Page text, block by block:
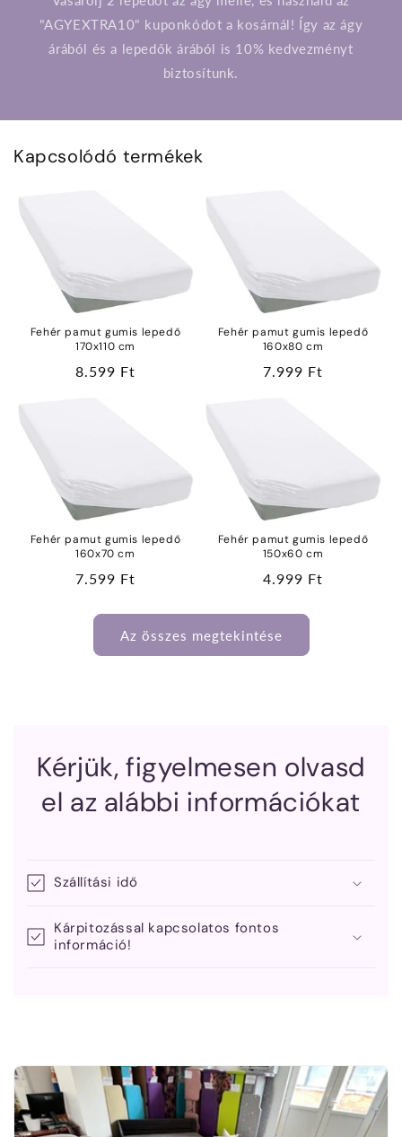
"AGYEXTRA10" kuponkódot a kosárnál! Így az ágy
árából és a lepedők árából is 10% kedvezményt
biztosítunk.
Kapcsolódó termékek
Fehér pamut gumis lepedő
170x110 cm
Normál
8.599 Ft
Fehér pamut gumis lepedő
160x80 cm
Normál
7.999 Ft
Fehér pamut gumis lepedő
160x70 cm
Normál
7.599 Ft
Fehér pamut gumis lepedő
150x60 cm
Normál
4.999 Ft
Az összes megtekintése
Kérjük, figyelmesen olvasd
el az alábbi információkat
Szállítási idő
Kárpitozással kapcsolatos fontos
információ!